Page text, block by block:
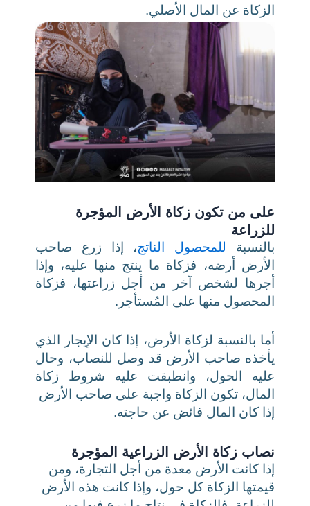
الزكاة عن المال الأصلي.
على من تكون زكاة الأرض المؤجرة
للزراعة
بالنسبة للمحصول الناتج، إذا زرع صاحب
الأرض أرضه، فزكاة ما ينتج منها عليه، وإذا
أجرها لشخص آخر من أجل زراعتها، فزكاة
المحصول منها على المُستأجر.
أما بالنسبة لزكاة الأرض، إذا كان الإيجار الذي
يأخذه صاحب الأرض قد وصل للنصاب، وحال
عليه الحول، وانطبقت عليه شروط زكاة
المال، تكون الزكاة واجبة على صاحب الأرض
إذا كان المال فائض عن حاجته.
نصاب زكاة الأرض الزراعية المؤجرة
إذا كانت الأرض معدة من أجل التجارة، ومن
قيمتها الزكاة كل حول، وإذا كانت هذه الأرض